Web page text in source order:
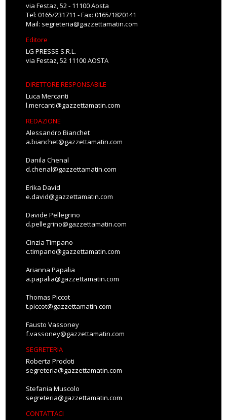
via Festaz, 52 - 11100 Aosta
Tel: 0165/231711 - Fax: 0165/1820141
Mail: segreteria@gazzettamatin.com
Editore
LG PRESSE S.R.L.
via Festaz, 52 11100 AOSTA
DIRETTORE RESPONSABILE
Luca Mercanti
l.mercanti@gazzettamatin.com
REDAZIONE
Alessandro Bianchet
a.bianchet@gazzettamatin.com
Danila Chenal
d.chenal@gazzettamatin.com
Erika David
e.david@gazzettamatin.com
Davide Pellegrino
d.pellegrino@gazzettamatin.com
Cinzia Timpano
c.timpano@gazzettamatin.com
Arianna Papalia
a.papalia@gazzettamatin.com
Thomas Piccot
t.piccot@gazzettamatin.com
Fausto Vassoney
f.vassoney@gazzettamatin.com
SEGRETERIA
Roberta Prodoti
segreteria@gazzettamatin.com
Stefania Muscolo
segreteria@gazzettamatin.com
CONTATTACI